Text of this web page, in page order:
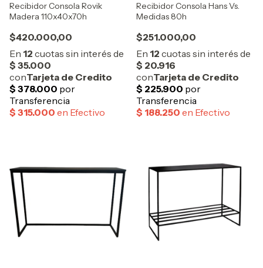
Recibidor Consola Rovik
Madera 110x40x70h
$420.000,00
Recibidor Consola Hans Vs.
Medidas 80h
$251.000,00